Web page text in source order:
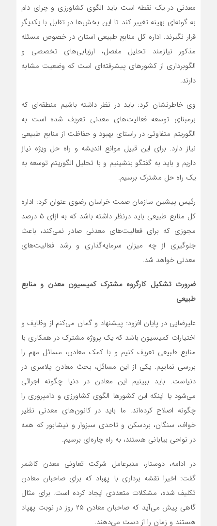
معدنی در یک نقطه است باید الگوی کشاورزی و چرای دام
به گونه‌ای بهینه تغییر کند تا این بخش‌ها در تقابل با یکدیگر
قرار نگیرند. اداره کل منابع طبیعی استان در خصوص مسئله
مذکور نیازمند تحلیل مفصل، ارزیابی‌های تخصصی و
الگوبرداری از کشورهای پیشرفته‌ای است که وضعیت مشابه
دارند.
وی خاطرنشان کرد: باید در نظر داشته باشیم منطقه‌ای که
برمبنای توسعه فعالیت‌های معدنی تعریف شده است به
الگوریتم متفاوتی در راستای بهبود و حفاظت از منابع طبیعی
نیاز دارد. برای این قبیل موانع اندیشه و راه حل ویژه نیاز
داریم و باید به گفتگو بنشینیم و با تحلیل الگوریتم توسعه به
یک راه حل مشترک برسیم.
رئیس پیشین سازمان صمت خراسان رضوی عنوان کرد: اداره
کل منابع طبیعی باید درنظر داشته باشد که به ازای ۵ درصد
مجوزی که برای فعالیت‌های معدنی صادر نمی‌کند، باعث
جلوگیری از چه میزان سرمایه‌گذاری و رشد فعالیت‌های
معدنی خواهد شد.
ضرورت تشکیل کارگروه مشترک کمیسیون معدن و منابع
طبیعی
علیرضایی در پایان افزود: پیشنهاد و گمان می‌کنم از وظایف و
اختیارات کمیسیون باشد که یک پروژه مشترک در همکاری با
منابع طبیعی تعریف کنیم و با کمک معادن، مسائل مهم را
بررسی نماییم. یکی از این مسائل، بحث معادن پلاسری در
دنیاست. باید ببینیم این معادن در دنیا چگونه اجرائی
می‌شود یا اینکه این کشورها الگوی کشاورزی و دامپروری را
چگونه اصلاح کرده‌اند. ما باید در کانون‌های معدنی نظیر
خواف، سنگان، بردسکن و تاحدی سبزوار و نیشابور که همه
در نواحی بیابانی هستند، به راه چاره‌ای برسیم.
در ادامه، دوستار، مدیرعامل شرکت تعاونی معدن کاشمر
گفت: اخیرا نقشه برداری با پهباد که برای صاحبان معادن
تکلیف شده، مشکلات متعددی ایجاد کرده است. برای مثال
گاهی پیش می‌آید که صاحبان معادن ۲۵ روز در نوبت پهپاد
هستند و زمان را از دست می‌دهند.